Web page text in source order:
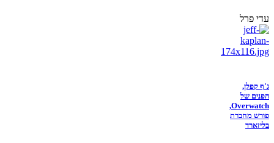
עדי פרל
ג'ף קפלן,
הפנים של
Overwatch,
פורש מחברת
בליזארד